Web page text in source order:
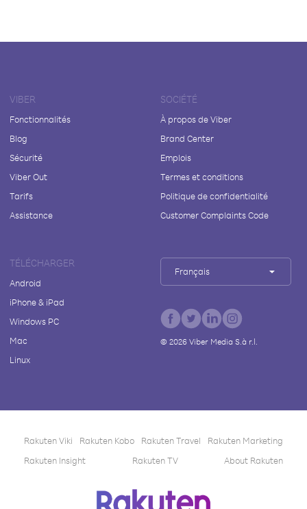
VIBER
Fonctionnalités
Blog
Sécurité
Viber Out
Tarifs
Assistance
SOCIÉTÉ
À propos de Viber
Brand Center
Emplois
Termes et conditions
Politique de confidentialité
Customer Complaints Code
TÉLÉCHARGER
Android
iPhone & iPad
Windows PC
Mac
Linux
Français
© 2026Viber Media S.à r.l.
Rakuten Viki Rakuten Kobo Rakuten Travel
Rakuten Marketing
Rakuten Insight
Rakuten TV About Rakuten